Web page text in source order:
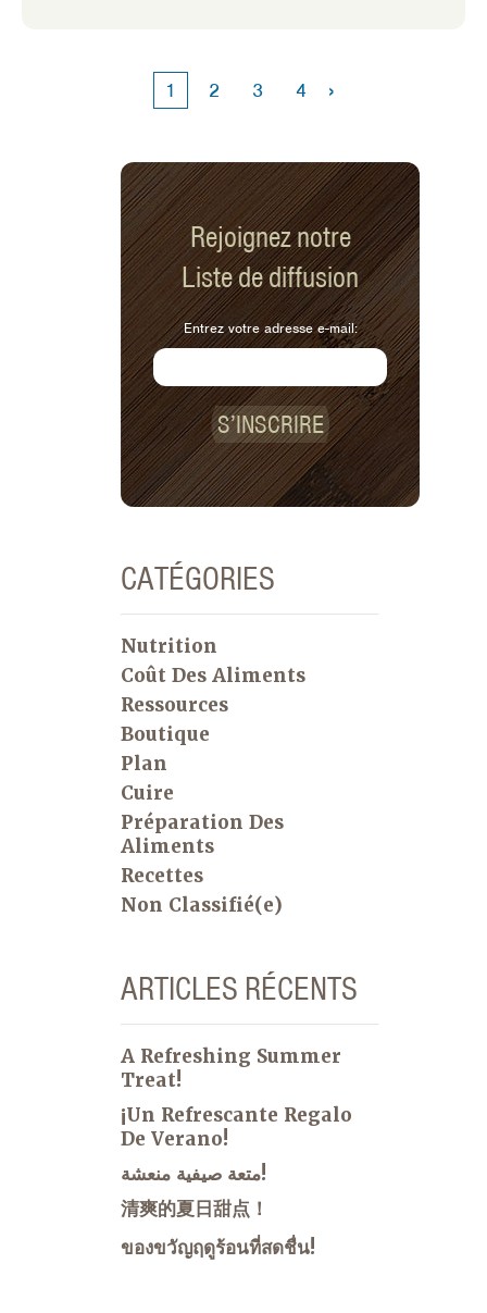
1 2 3 4 ›
Rejoignez notre
Liste de diffusion
Entrez votre adresse e-mail:
S’INSCRIRE
CATÉGORIES
Nutrition
Coût Des Aliments
Ressources
Boutique
Plan
Cuire
Préparation Des
Aliments
Recettes
Non Classifié(e)
ARTICLES RÉCENTS
A Refreshing Summer
Treat!
¡Un Refrescante Regalo
De Verano!
متعة صيفية منعشة!
清爽的夏日甜点！
ของขวัญฤดูร้อนที่สดชื่น!